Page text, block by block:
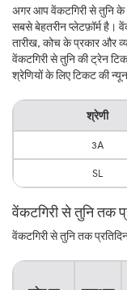
अगर आप वेंकटगिरी से तुनि
सबसे बेहतरीन प्लेटफ़ॉर्म है।
तारीख, कोच के प्रकार और
वेंकटगिरी से तुनि की ट्रेन
श्रेणियों के लिए टिकट की
श्रेणी
3A
SL
वेंकटगिरी से तुनि तक
वेंकटगिरी से तुनि तक